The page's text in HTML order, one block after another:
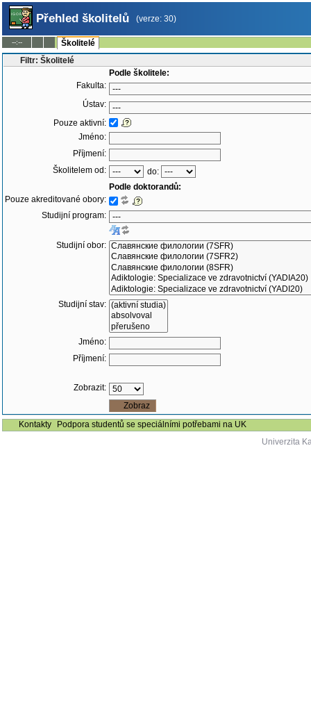
Přehled školitelů (verze: 30)
--:--
Školitelé
Filtr: Školitelé
Podle školitele:
Fakulta:
Ústav:
Pouze aktivní:
Jméno:
Příjmení:
Školitelem od:
do:
Podle doktorandů:
Pouze akreditované obory:
Studijní program:
Studijní obor:
Studijní stav:
Jméno:
Příjmení:
Zobrazit:
Kontakty
Podpora studentů se speciálními potřebami na UK
Univerzita